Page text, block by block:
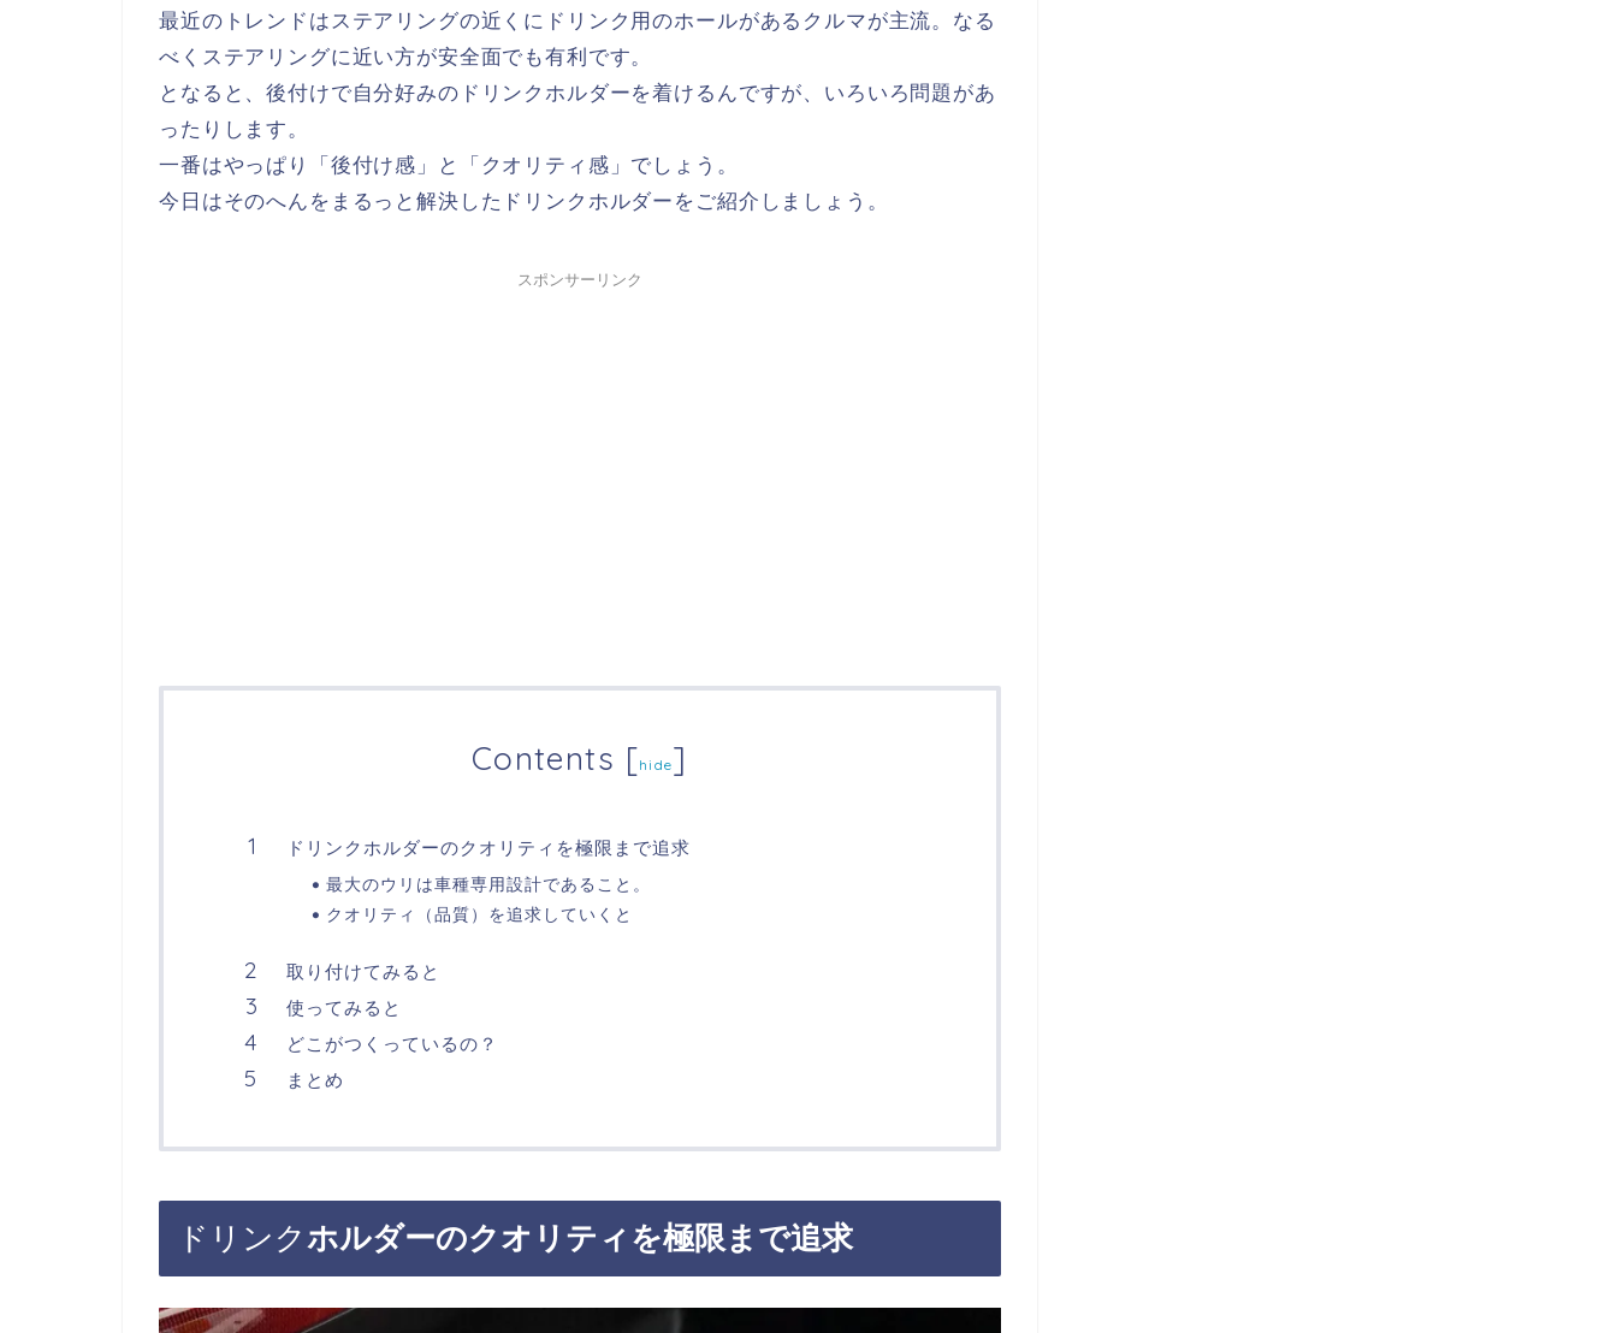
最近のトレンドはステアリングの近くにドリンク用のホールがあるクルマが主流。なる
べくステアリングに近い方が安全面でも有利です。
となると、後付けで自分好みのドリンクホルダーを着けるんですが、いろいろ問題があ
ったりします。
一番はやっぱり「後付け感」と「クオリティ感」でしょう。
今日はそのへんをまるっと解決したドリンクホルダーをご紹介しましょう。
スポンサーリンク
Contents [hide]
ドリンクホルダーのクオリティを極限まで追求
最大のウリは車種専用設計であること。
クオリティ（品質）を追求していくと
取り付けてみると
使ってみると
どこがつくっているの？
まとめ
ドリンクホルダーのクオリティを極限まで追求